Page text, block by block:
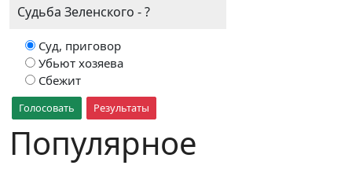
Судьба Зеленского - ?
Суд, приговор
Убьют хозяева
Сбежит
Голосовать Результаты
Популярное